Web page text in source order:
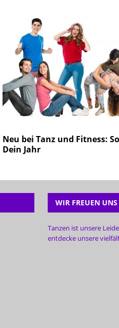
Neu bei Tanz und Fitness:
Dein Jahr
WIR FREUEN
Tanzen ist unsere
entdecke unsere